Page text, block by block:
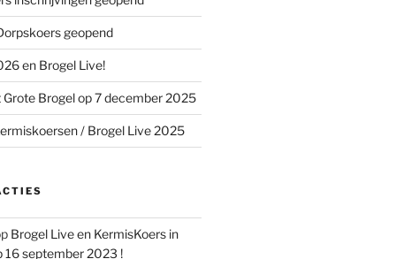
geopend
en Brogel Live!
Brogel op 7 december 2025
/ Brogel Live 2025
Brogel Live en KermisKoers in
16 september 2023 !